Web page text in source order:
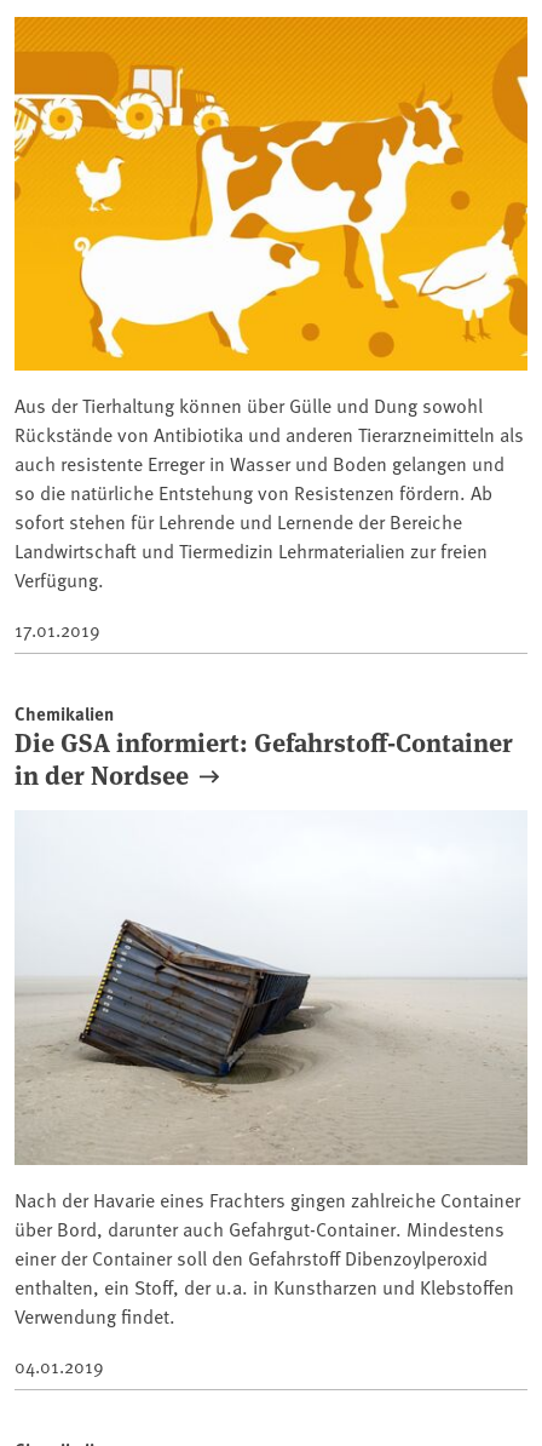
Aus der Tierhaltung können über Gülle und Dung sowohl
Rückstände von Antibiotika und anderen Tierarzneimitteln als
auch resistente Erreger in Wasser und Boden gelangen und
so die natürliche Entstehung von Resistenzen fördern. Ab
sofort stehen für Lehrende und Lernende der Bereiche
Landwirtschaft und Tiermedizin Lehrmaterialien zur freien
Verfügung.
17.01.2019
Chemikalien
Die GSA informiert: Gefahrstoff-Container
in der Nordsee
Nach der Havarie eines Frachters gingen zahlreiche Container
über Bord, darunter auch Gefahrgut-Container. Mindestens
einer der Container soll den Gefahrstoff Dibenzoylperoxid
enthalten, ein Stoff, der u.a. in Kunstharzen und Klebstoffen
Verwendung findet.
04.01.2019